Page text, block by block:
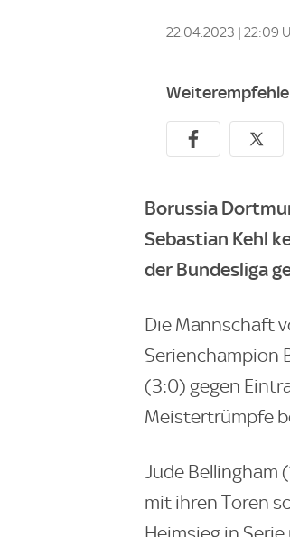
22.04.2023 | 22:09
Borussia
Sebastian Kehl
der Bundesliga
Die Mannschaft
Serienchampion
(3:0) gegen
Meistertrümpfe
Jude Bellingham
mit ihren Toren